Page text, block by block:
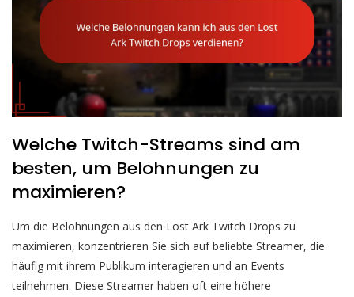
Welche Twitch-Streams sind am
besten, um Belohnungen zu
maximieren?
Um die Belohnungen aus den Lost Ark Twitch Drops zu
maximieren, konzentrieren Sie sich auf beliebte Streamer, die
häufig mit ihrem Publikum interagieren und an Events
teilnehmen. Diese Streamer haben oft eine höhere